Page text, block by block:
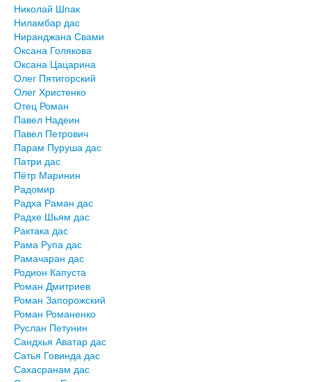
Николай Шпак
Ниламбар дас
Ниранджана Свами
Оксана Голякова
Оксана Цацарина
Олег Пятигорский
Олег Христенко
Отец Роман
Павел Надеин
Павел Петрович
Парам Пуруша дас
Патри дас
Пётр Маринин
Радомир
Радха Раман дас
Радхе Шьям дас
Рактака дас
Рама Рупа дас
Рамачаран дас
Родион Капуста
Роман Дмитриев
Роман Запорожский
Роман Романенко
Руслан Петунин
Сандхья Аватар дас
Сатья Говинда дас
Сахасранам дас